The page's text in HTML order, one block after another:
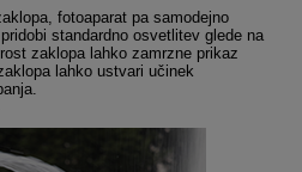
fotoaparat pa samodejno
standardno osvetlitev glede na
zaklopa lahko zamrzne prikaz
lahko ustvari učinek